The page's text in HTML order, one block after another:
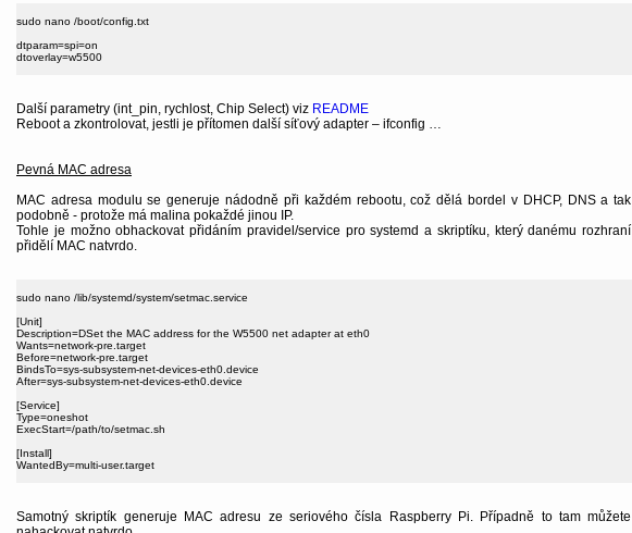
sudo nano /boot/config.txt
dtparam=spi=on
dtoverlay=w5500
Další parametry (int_pin, rychlost, Chip Select) viz README
Reboot a zkontrolovat, jestli je přítomen další síťový adapter – ifconfig …
Pevná MAC adresa
MAC adresa modulu se generuje nádodně při každém rebootu, což dělá bordel v DHCP, DNS a tak
podobně - protože má malina pokaždé jinou IP.
Tohle je možno obhackovat přidáním pravidel/service pro systemd a skriptíku, který danému rozhraní
přidělí MAC natvrdo.
sudo nano /lib/systemd/system/setmac.service
[Unit]
Description=DSet the MAC address for the W5500 net adapter at eth0
Wants=network-pre.target
Before=network-pre.target
BindsTo=sys-subsystem-net-devices-eth0.device
After=sys-subsystem-net-devices-eth0.device
[Service]
Type=oneshot
ExecStart=/path/to/setmac.sh
[Install]
WantedBy=multi-user.target
Samotný skriptík generuje MAC adresu ze seriového čísla Raspberry Pi. Případně to tam můžete